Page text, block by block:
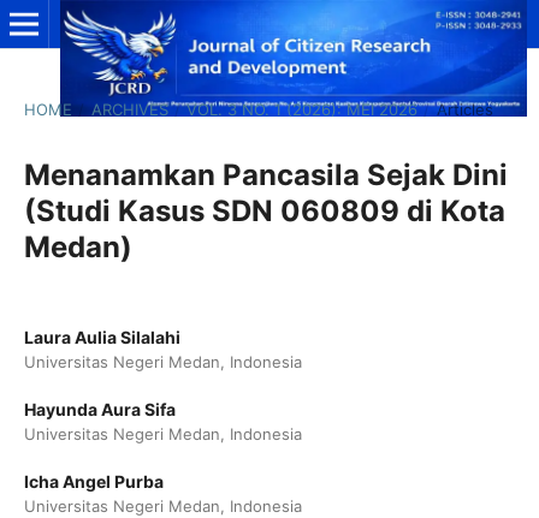
HOME / ARCHIVES / VOL. 3 NO. 1 (2026): MEI 2026 / Articles
Menanamkan Pancasila Sejak Dini
(Studi Kasus SDN 060809 di Kota
Medan)
Laura Aulia Silalahi
Universitas Negeri Medan, Indonesia
Hayunda Aura Sifa
Universitas Negeri Medan, Indonesia
Icha Angel Purba
Universitas Negeri Medan, Indonesia